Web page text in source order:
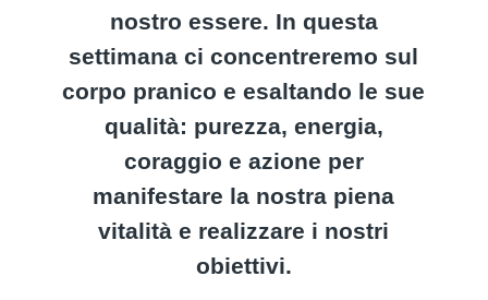
nostro essere. In questa
settimana ci concentreremo sul
corpo pranico e esaltando le sue
qualità: purezza, energia,
coraggio e azione per
manifestare la nostra piena
vitalità e realizzare i nostri
obiettivi.